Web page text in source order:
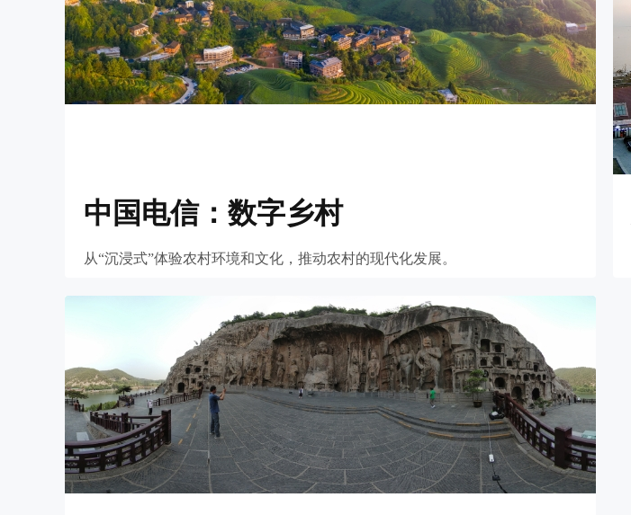
中国电信：数字乡村
从“沉浸式”体验农村环境和文化，推动农村的现代化发展。